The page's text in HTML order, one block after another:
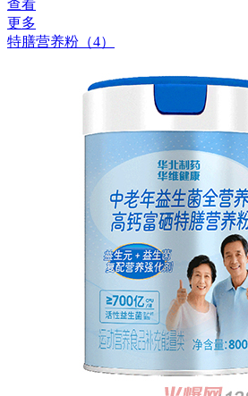
查看
更多
特膳营养粉（4）